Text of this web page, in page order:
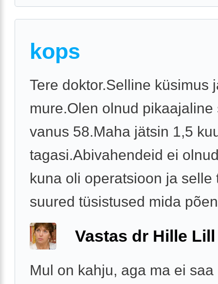
kops
Tere doktor.Selline küsimus
mure.Olen olnud pikaajaline
vanus 58.Maha jätsin 1,5
tagasi.Abivahendeid ei
kuna oli operatsioon ja selle
suured tüsistused mida
Vastas dr Hille Lill
Mul on kahju, aga ma ei saa